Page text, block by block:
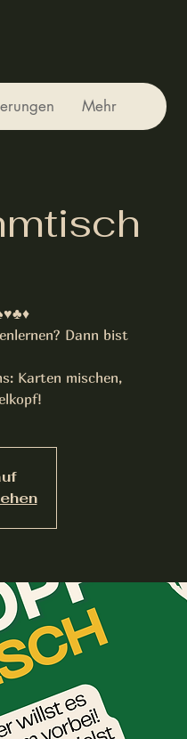
Mehr
Dann bist
Karten mischen,